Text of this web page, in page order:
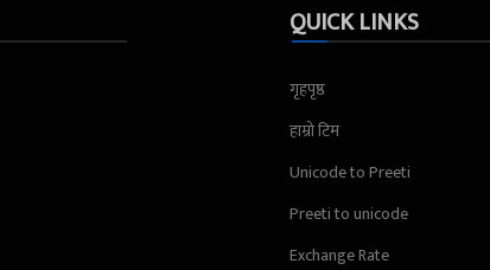
QUICK LINKS
गृहपृष्ठ
हाम्रो टिम
Unicode to Preeti
Preeti to unicode
Exchange Rate